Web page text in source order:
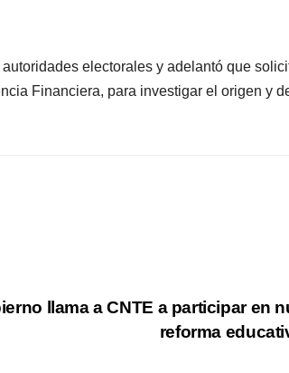
electorales y adelantó que
Financiera, para investigar el origen y
llama a CNTE a participar en
reforma